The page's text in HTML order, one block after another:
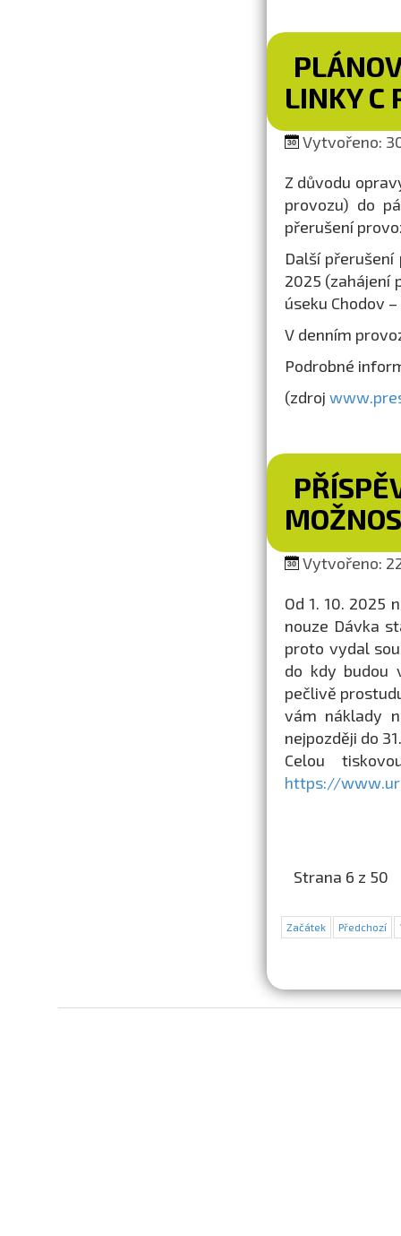
LINKY C
Vytvořeno:
Z důvodu
provozu) do
přerušení
Další
2025 (zahájení
úseku Chodov
V denním
Podrobné
(zdroj
Vytvořeno:
Od 1. 10. 2025
nouze Dávka
proto vydal
do kdy budou
pečlivě
vám náklady
nejpozději do
Celou
https://
Strana 6 z 50
Začátek Předchozí